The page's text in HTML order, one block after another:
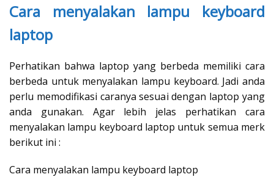
Cara menyalakan lampu keyboard
laptop
Perhatikan bahwa laptop yang berbeda memiliki cara
berbeda untuk menyalakan lampu keyboard. Jadi anda
perlu memodifikasi caranya sesuai dengan laptop yang
anda gunakan. Agar lebih jelas perhatikan cara
menyalakan lampu keyboard laptop untuk semua merk
berikut ini :
Cara menyalakan lampu keyboard laptop